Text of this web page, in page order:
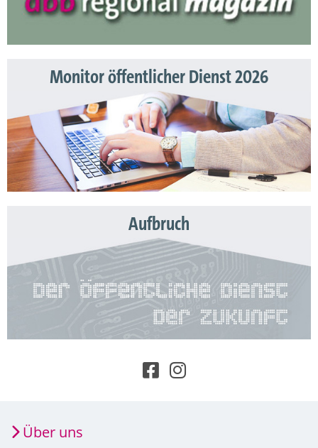
Monitor öffentlicher Dienst 2026
Aufbruch
Über uns